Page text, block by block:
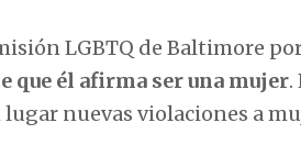
LGBTQ de Baltimore
que él afirma ser una mujer.
nuevas violaciones a